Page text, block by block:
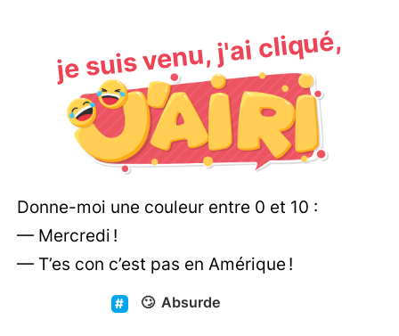
je suis venu, j'ai cliqué,
Donne-moi une couleur entre 0 et 10 :
— Mercredi !
— T’es con c’est pas en Amérique !
🙄 Absurde